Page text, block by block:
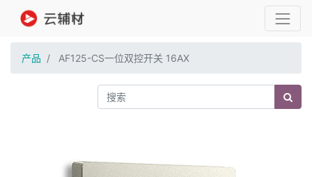
产品 AF125-CS一位双控开关 16AX